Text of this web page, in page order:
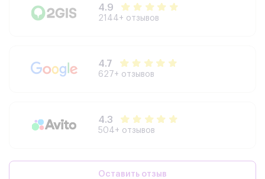
4.9
2144+ отзывов
4.7
627+ отзывов
4.3
504+ отзывов
Оставить отзыв